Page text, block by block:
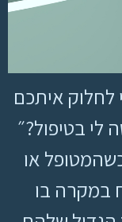
לחלוק איתכם
לי בטיפול?״
או
במקרה בו